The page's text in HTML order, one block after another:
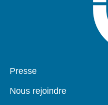
Pied
Presse
Nous rejoindre